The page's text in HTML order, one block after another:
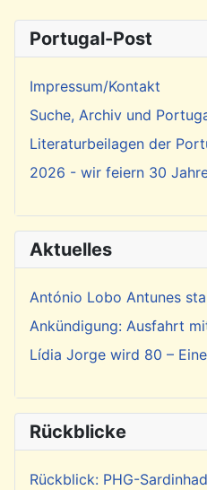
Portugal-Post
Impressum/Kontakt
Suche, Archiv und
Literaturbeilagen der
2026 - wir feiern 30
Aktuelles
António Lobo Antunes
Ankündigung: Ausfahrt
Lídia Jorge wird 80 –
Rückblicke
Rückblick: PHG-